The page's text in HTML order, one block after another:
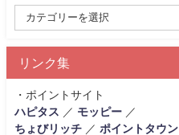
リンク集
・ポイントサイト
ハピタス ／ モッピー ／
ちょびリッチ ／ ポイントタウン